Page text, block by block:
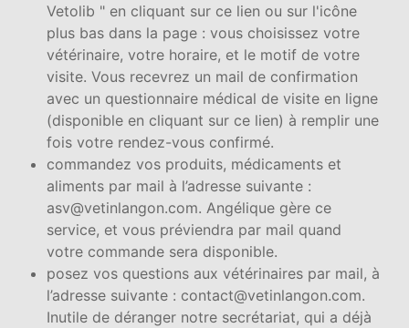
Vetolib " en cliquant sur ce lien ou sur l'icône
plus bas dans la page : vous choisissez votre
vétérinaire, votre horaire, et le motif de votre
visite. Vous recevrez un mail de confirmation
avec un questionnaire médical de visite en ligne
(disponible en cliquant sur ce lien) à remplir une
fois votre rendez-vous confirmé.
commandez vos produits, médicaments et
aliments par mail à l’adresse suivante :
asv@vetinlangon.com. Angélique gère ce
service, et vous préviendra par mail quand
votre commande sera disponible.
posez vos questions aux vétérinaires par mail, à
l’adresse suivante : contact@vetinlangon.com.
Inutile de déranger notre secrétariat, qui a déjà